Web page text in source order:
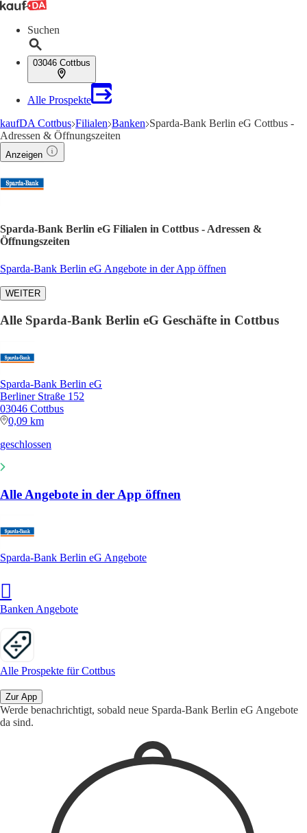
Suchen
03046 Cottbus
Alle Prospekte
kaufDA Cottbus Filialen Banken Sparda-Bank Berlin eG Cottbus -
Adressen & Öffnungszeiten
Anzeigen
Sparda-Bank Berlin eG Filialen in Cottbus - Adressen &
Öffnungszeiten
Sparda-Bank Berlin eG Angebote in der App öffnen
WEITER
Alle Sparda-Bank Berlin eG Geschäfte in Cottbus
Sparda-Bank Berlin eG
Berliner Straße 152
03046 Cottbus
0,09 km
geschlossen
Alle Angebote in der App öffnen
Sparda-Bank Berlin eG Angebote
Banken Angebote
Alle Prospekte für Cottbus
Zur App
Werde benachrichtigt, sobald neue Sparda-Bank Berlin eG Angebote
da sind.